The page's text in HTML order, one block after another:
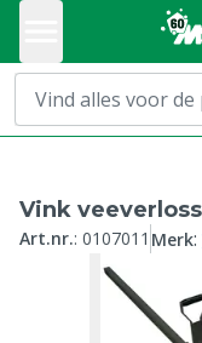
Vink
Art.nr.: 0107011 Merk: